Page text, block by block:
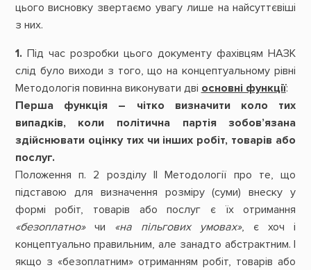
цього висновку звертаємо увагу лише на найсуттєвіші
з них.
1. Під час розробки цього документу фахівцям НАЗК
слід було виходи з того, що на концептуальному рівні
Методологія повинна виконувати дві основні функції:
Перша функція – чітко визначити коло тих
випадків, коли політична партія зобов’язана
здійснювати оцінку тих чи інших робіт, товарів або
послуг.
Положення п. 2 розділу ІІ Методології про те, що
підставою для визначення розміру (суми) внеску у
формі робіт, товарів або послуг є їх отримання
«безоплатно»чи «на пільгових умовах», є хоч і
концептуально правильним, але занадто абстрактним. І
якщо з «безоплатним» отриманням робіт, товарів або